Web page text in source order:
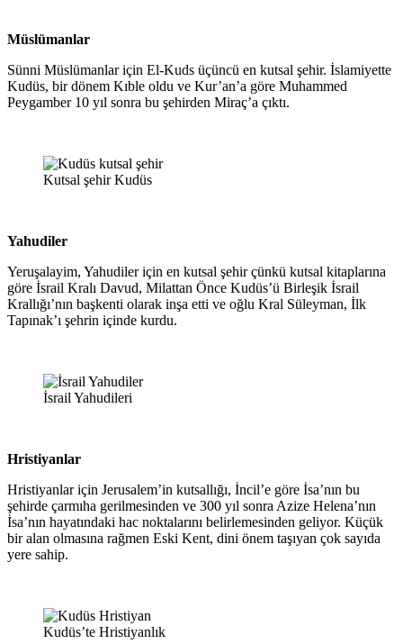
Müslümanlar
Sünni Müslümanlar için El-Kuds üçüncü en kutsal şehir. İslamiyette
Kudüs, bir dönem Kıble oldu ve Kur’an’a göre Muhammed
Peygamber 10 yıl sonra bu şehirden Miraç’a çıktı.
Kutsal şehir Kudüs
Yahudiler
Yeruşalayim, Yahudiler için en kutsal şehir çünkü kutsal kitaplarına
göre İsrail Kralı Davud, Milattan Önce Kudüs’ü Birleşik İsrail
Krallığı’nın başkenti olarak inşa etti ve oğlu Kral Süleyman, İlk
Tapınak’ı şehrin içinde kurdu.
İsrail Yahudileri
Hristiyanlar
Hristiyanlar için Jerusalem’in kutsallığı, İncil’e göre İsa’nın bu
şehirde çarmıha gerilmesinden ve 300 yıl sonra Azize Helena’nın
İsa’nın hayatındaki hac noktalarını belirlemesinden geliyor. Küçük
bir alan olmasına rağmen Eski Kent, dini önem taşıyan çok sayıda
yere sahip.
Kudüs’te Hristiyanlık